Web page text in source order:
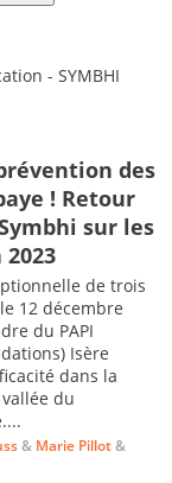
- SYMBHI
des
! Retour
sur les
de trois
12 décembre
du PAPI
Isère
dans la
du
& Marie Pillot&